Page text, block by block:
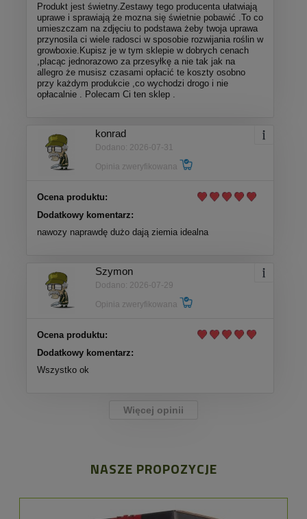
Produkt jest świetny.Zestawy tego producenta ułatwiają
uprawe i sprawiają że mozna się świetnie pobawić .To co
umieszczam na zdjęciu to podstawa żeby twoja uprawa
przynosila ci wiele radosci w sposobie rozwijania roślin w
growboxie.Kupisz je w tym sklepie w dobrych cenach
,placąc jednorazowo za przesyłkę a nie tak jak na
allegro że musisz czasami opłacić te koszty osobno
przy każdym produkcie ,co wychodzi drogo i nie
opłacalnie . Polecam Ci ten sklep .
konrad
Dodano: 2026-07-31
Opinia zweryfikowana
Ocena produktu:
Dodatkowy komentarz:
nawozy naprawdę dużo dają ziemia idealna
Szymon
Dodano: 2026-07-29
Opinia zweryfikowana
Ocena produktu:
Dodatkowy komentarz:
Wszystko ok
Więcej opinii
NASZE PROPOZYCJE